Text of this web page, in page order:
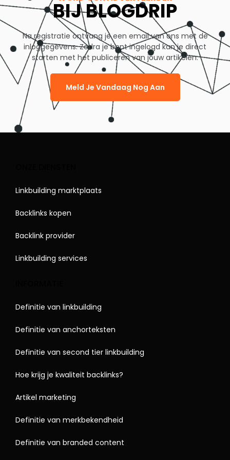
BIJ BLOGDRIP
Na registratie ontvang je een email van ons met de
inloggegevens. Zodra je bent ingelogd kan je direct
starten met het publiceren van jouw artikelen.
Meld Je Vandaag Nog Aan
Linkbuilding marktplaats
Backlinks kopen
Backlink provider
Linkbuilding services
Definitie van linkbuilding
Definitie van anchorteksten
Definitie van second tier linkbuilding
Hoe krijg je kwaliteit backlinks?
Artikel marketing
Definitie van merkbekendheid
Definitie van branded content